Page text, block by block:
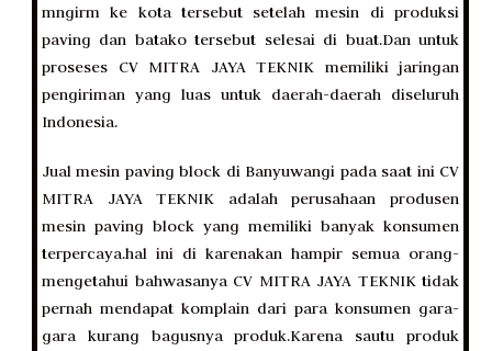
mngirm ke kota tersebut setelah mesin di produksi
paving dan batako tersebut selesai di buat.Dan untuk
proseses CV MITRA JAYA TEKNIK memiliki jaringan
pengiriman yang luas untuk daerah-daerah diseluruh
Indonesia.
Jual mesin paving block di Banyuwangi pada saat ini CV
MITRA JAYA TEKNIK adalah perusahaan produsen
mesin paving block yang memiliki banyak konsumen
terpercaya.hal ini di karenakan hampir semua orang-
mengetahui bahwasanya CV MITRA JAYA TEKNIK tidak
pernah mendapat komplain dari para konsumen gara-
gara kurang bagusnya produk.Karena sautu produk